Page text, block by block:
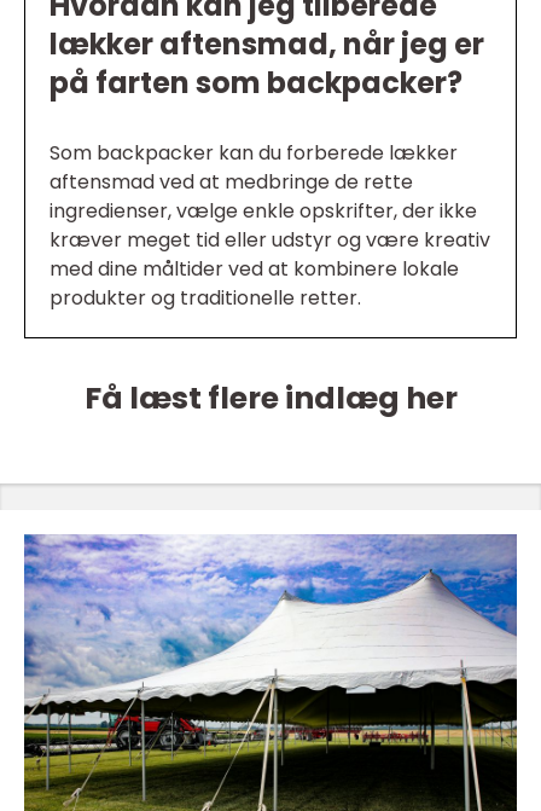
lækker aftensmad, når jeg er
på farten som backpacker?
Som backpacker kan du forberede lækker
aftensmad ved at medbringe de rette
ingredienser, vælge enkle opskrifter, der ikke
kræver meget tid eller udstyr og være kreativ
med dine måltider ved at kombinere lokale
produkter og traditionelle retter.
Få læst flere indlæg her